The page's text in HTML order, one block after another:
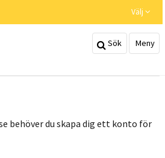
Välj
Sök Meny
behöver du skapa dig ett konto för